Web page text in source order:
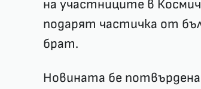
на участниците в
подарят частичка от
брат.
Новината бе